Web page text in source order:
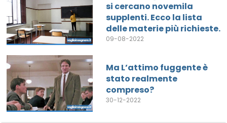
si cercano novemila
supplenti. Ecco la lista
delle materie più richieste.
09-08-2022
Ma L’attimo fuggente è
stato realmente
compreso?
30-12-2022